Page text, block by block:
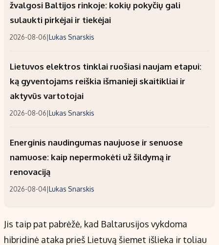
žvalgosi Baltijos rinkoje: kokių pokyčių gali
sulaukti pirkėjai ir tiekėjai
2026-08-06|Lukas Snarskis
Lietuvos elektros tinklai ruošiasi naujam etapui:
ką gyventojams reiškia išmanieji skaitikliai ir
aktyvūs vartotojai
2026-08-06|Lukas Snarskis
Energinis naudingumas naujuose ir senuose
namuose: kaip nepermokėti už šildymą ir
renovaciją
2026-08-04|Lukas Snarskis
Jis taip pat pabrėžė, kad Baltarusijos vykdoma
hibridinė ataka prieš Lietuvą šiemet išlieka ir toliau